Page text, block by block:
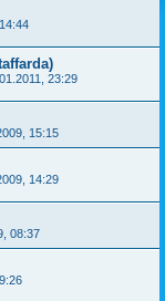
23:29
15:15
14:29
08:37